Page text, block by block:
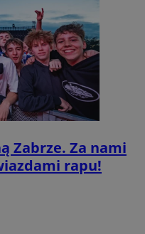
Zabrze. Za nami
rapu!